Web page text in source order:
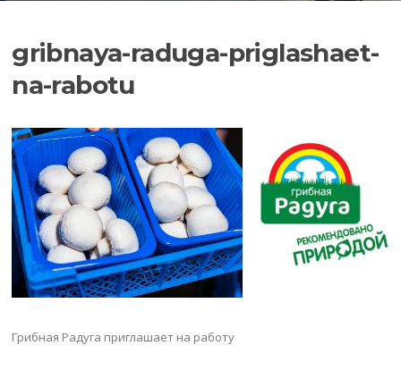
gribnaya-raduga-priglashaet-
na-rabotu
Грибная Радуга приглашает на работу